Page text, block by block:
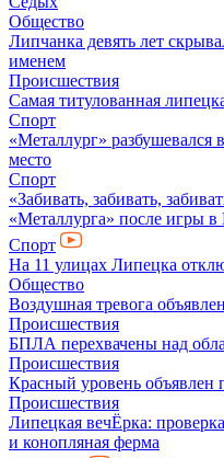
Общество
Липчанка девять лет
именем
Происшествия
Самая титулованная
Спорт
«Металлург» разбушевался
место
Спорт
«Забивать, забивать,
«Металлурга» после игры в
Спорт
На 11 улицах Липецка
Общество
Воздушная тревога
Происшествия
БПЛА перехвачены над
Происшествия
Красный уровень объявлен
Происшествия
Липецкая вечЁрка:
и конопляная ферма